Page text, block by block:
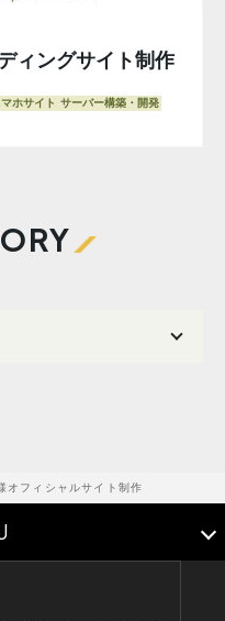
ィングサイト制作
ホサイト サーバー構築・開発
オフィシャルサイト制作